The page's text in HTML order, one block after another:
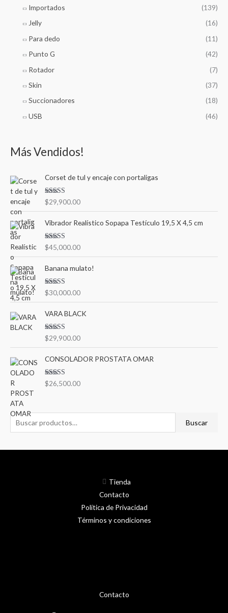
Importados
(139)
Jelly
(16)
Para dedo
(11)
Punto G
(42)
Rotador
(7)
Skin
(37)
Succionadores
(18)
USB
(46)
Más Vendidos!
Corset de tul y encaje con portaligas
Valorado en
5.00
$29,900.00
Vibrador Realístico Sopapa Testículo 19,5 X 4,5 cm
Valorado en
5.00
$45,000.00
Banana mulato!
Valorado en
5.00
$30,000.00
VARA BLACK
Valorado en
5.00
$29,900.00
CONSOLADOR PROSTATA OMAR
Valorado en
5.00
$26,500.00
Buscar
Contacto
Tienda
Contacto
Política de Privacidad
Términos y condiciones